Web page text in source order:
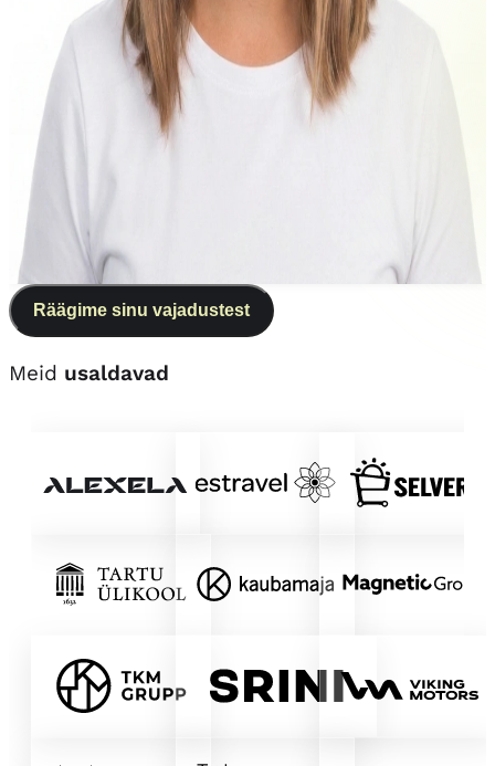
martin@tehisintellekt.ee
Loe lähemalt
Birgit Rootsi
konsultant-koolitaja
birgit@tehisintellekt.ee
Loe lähemalt
Räägime sinu vajadustest
Meid usaldavad